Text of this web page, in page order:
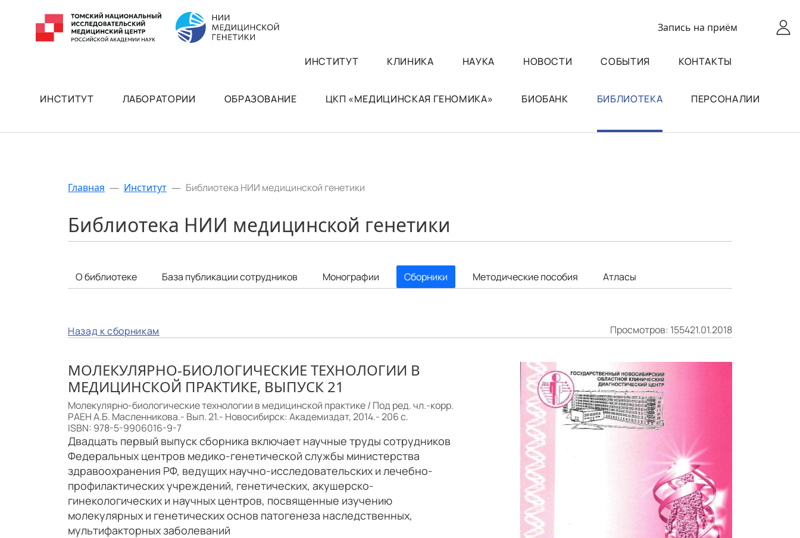
Запись на приём
ИНСТИТУТ КЛИНИКА НАУКА НОВОСТИ СОБЫТИЯ КОНТАКТЫ
ИНСТИТУТ ЛАБОРАТОРИИ ОБРАЗОВАНИЕ ЦКП «МЕДИЦИНСКАЯ ГЕНОМИКА» БИОБАНК БИБЛИОТЕКА ПЕРСОНАЛИИ
Главная — Институт — Библиотека НИИ медицинской генетики
Библиотека НИИ медицинской генетики
О библиотеке База публикации сотрудников Монографии Сборники Методические пособия Атласы
Назад к сборникам Просмотров: 155421.01.2018
МОЛЕКУЛЯРНО-БИОЛОГИЧЕСКИЕ ТЕХНОЛОГИИ В
МЕДИЦИНСКОЙ ПРАКТИКЕ, ВЫПУСК 21
Молекулярно-биологические технологии в медицинской практике / Под ред. чл.-корр.
РАЕН А.Б. Масленникова.- Вып. 21.- Новосибирск: Академиздат, 2014.- 206 с.
ISBN: 978-5-9906016-9-7
Двадцать первый выпуск сборника включает научные труды сотрудников
Федеральных центров медико-генетической службы министерства
здравоохранения РФ, ведущих научно-исследовательских и лечебно-
профилактических учреждений, генетических, акушерско-
гинекологических и научных центров, посвященные изучению
молекулярных и генетических основ патогенеза наследственных,
мультифакторных заболеваний